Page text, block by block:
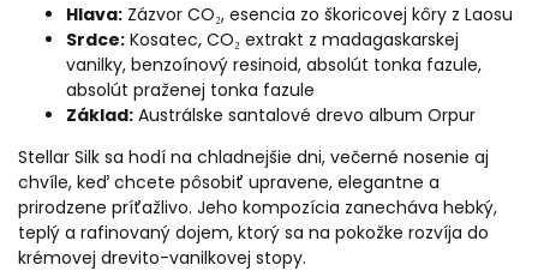
Hlava: Zázvor CO₂, esencia zo škoricovej kôry z Laosu
Srdce: Kosatec, CO₂ extrakt z madagaskarskej
vanilky, benzoínový resinoid, absolút tonka fazule,
absolút praženej tonka fazule
Základ: Austrálske santalové drevo album Orpur
Stellar Silk sa hodí na chladnejšie dni, večerné nosenie aj
chvíle, keď chcete pôsobiť upravene, elegantne a
prirodzene príťažlivo. Jeho kompozícia zanecháva hebký,
teplý a rafinovaný dojem, ktorý sa na pokožke rozvíja do
krémovej drevito-vanilkovej stopy.